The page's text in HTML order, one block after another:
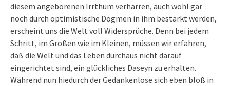
diesem angeborenen Irrthum verharren, auch wohl gar
noch durch optimistische Dogmen in ihm bestärkt werden,
erscheint uns die Welt voll Widersprüche. Denn bei jedem
Schritt, im Großen wie im Kleinen, müssen wir erfahren,
daß die Welt und das Leben durchaus nicht darauf
eingerichtet sind, ein glückliches Daseyn zu erhalten.
Während nun hiedurch der Gedankenlose sich eben bloß in